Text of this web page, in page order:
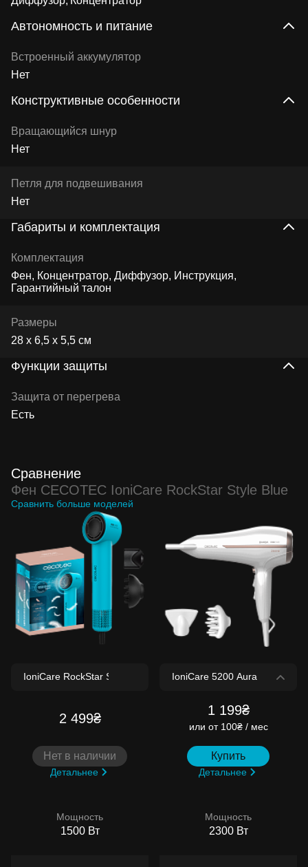
Автономность и питание
Встроенный аккумулятор
Нет
Конструктивные особенности
Вращающийся шнур
Нет
Петля для подвешивания
Нет
Габариты и комплектация
Комплектация
Фен, Концентратор, Диффузор, Инструкция,
Гарантийный талон
Размеры
28 х 6,5 х 5,5 см
Функции защиты
Защита от перегрева
Есть
Сравнение
Фен CECOTEC IoniCare RockStar Style Blue
Сравнить больше моделей
2 499₴
Нет в наличии
Детальнее
Мощность
1500 Вт
1 199₴
или от 100₴ / мес
Купить
Детальнее
Мощность
2300 Вт